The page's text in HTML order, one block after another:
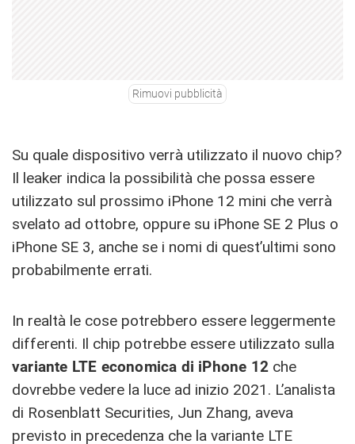
Rimuovi pubblicità
Su quale dispositivo verrà utilizzato il nuovo chip?
Il leaker indica la possibilità che possa essere
utilizzato sul prossimo iPhone 12 mini che verrà
svelato ad ottobre, oppure su iPhone SE 2 Plus o
iPhone SE 3, anche se i nomi di quest’ultimi sono
probabilmente errati.
In realtà le cose potrebbero essere leggermente
differenti. Il chip potrebbe essere utilizzato sulla
variante LTE economica di iPhone 12 che
dovrebbe vedere la luce ad inizio 2021. L’analista
di Rosenblatt Securities, Jun Zhang, aveva
previsto in precedenza che la variante LTE